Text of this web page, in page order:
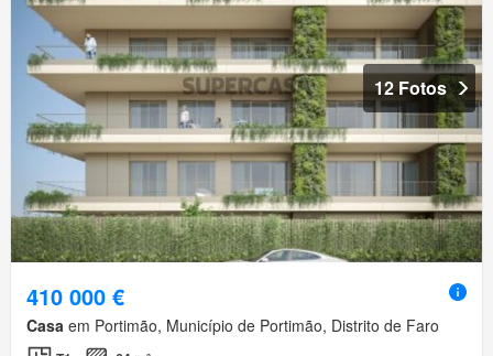
12 Fotos
410 000 €
Casa em Portimão, Município de Portimão, Distrito de Faro